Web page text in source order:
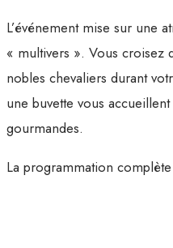
L’événement mise sur une
« multivers ». Vous croisez
nobles chevaliers durant
une buvette vous
gourmandes.
La programmation